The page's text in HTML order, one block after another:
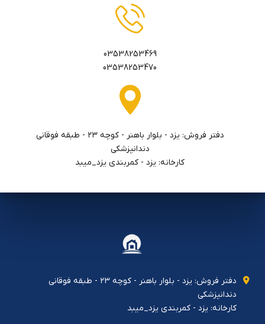
03538253469
03538253470
دفتر فروش: يزد - بلوار باهنر - كوچه ٢٣ - طبقه فوقاني
دندانپزشكي
کارخانه: یزد - کمربندی یزد_میبد
دفتر فروش: يزد - بلوار باهنر - كوچه ٢٣ - طبقه فوقاني
دندانپزشكي
کارخانه: یزد - کمربندی یزد_میبد